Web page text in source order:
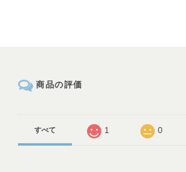
商品の評価
すべて 1 0